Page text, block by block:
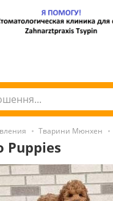
Тварини Мюнхен
Puppies